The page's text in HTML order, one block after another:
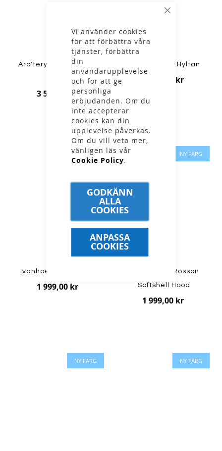
Vi använder cookies
för att förbättra våra
tjänster, förbättra
din
användarupplevelse
och för att ge
personliga
erbjudanden. Om du
inte accepterar
cookies kan din
upplevelse påverkas.
Om du vill veta mer,
vänligen läs vår
Cookie Policy.
GODKÄNN
ALLA
COOKIES
ANPASSA
COOKIES
Arc'teryx - W Gamma
3 599,00 kr
Ivanhoe - GY Hyltan
2 299,00 kr
Ivanhoe - NLS Dahlia
1 999,00 kr
NY FÄRG
Haglöfs - W Rosson
Softshell Hood
1 999,00 kr
NY FÄRG NY FÄRG